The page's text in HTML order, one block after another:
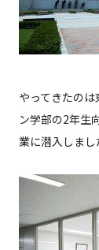
やってきたの
ン学部の2年生
業に潜入しまし